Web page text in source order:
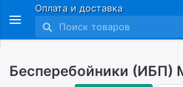
Оплата и доставка
Бесперебойники (ИБП)